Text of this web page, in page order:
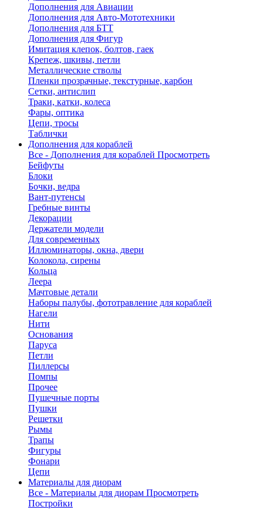
Дополнения для Авиации
Дополнения для Авто-Мототехники
Дополнения для БТТ
Дополнения для Фигур
Имитация клепок, болтов, гаек
Крепеж, шкивы, петли
Металлические стволы
Пленки прозрачные, текстурные, карбон
Сетки, антислип
Траки, катки, колеса
Фары, оптика
Цепи, тросы
Таблички
Дополнения для кораблей
Все - Дополнения для кораблей Просмотреть
Бейфуты
Блоки
Бочки, ведра
Вант-путенсы
Гребные винты
Декорации
Держатели модели
Для современных
Иллюминаторы, окна, двери
Колокола, сирены
Кольца
Леера
Мачтовые детали
Наборы палубы, фототравление для кораблей
Нагели
Нити
Основания
Паруса
Петли
Пиллерсы
Помпы
Прочее
Пушечные порты
Пушки
Решетки
Рымы
Трапы
Фигуры
Фонари
Цепи
Материалы для диорам
Все - Материалы для диорам Просмотреть
Постройки